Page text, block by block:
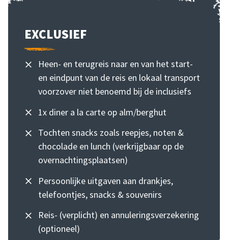
EXCLUSIEF
Heen- en terugreis naar en van het start-
en eindpunt van de reis en lokaal transport
voorzover niet benoemd bij de inclusiefs
1x diner a la carte op alm/berghut
Tochten snacks zoals reepjes, noten &
chocolade en lunch (verkrijgbaar op de
overnachtingsplaatsen)
Persoonlijke uitgaven aan drankjes,
telefoontjes, snacks & souvenirs
Reis- (verplicht) en annuleringsverzekering
(optioneel)